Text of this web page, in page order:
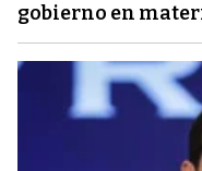
gobierno en